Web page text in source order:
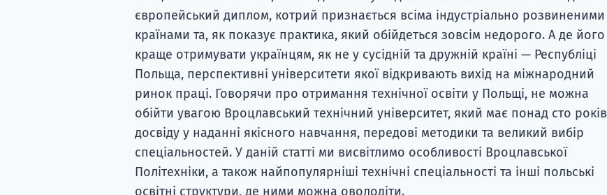
європейський диплом, котрий признається всіма індустріально розвиненими
країнами та, як показує практика, який обійдеться зовсім недорого. А де його
краще отримувати українцям, як не у сусідній та дружній країні — Республіці
Польща, перспективні університети якої відкривають вихід на міжнародний
ринок праці. Говорячи про отримання технічної освіти у Польщі, не можна
обійти увагою Вроцлавський технічний університет, який має понад сто років
досвіду у наданні якісного навчання, передові методики та великий вибір
спеціальностей. У даній статті ми висвітлимо особливості Вроцлавської
Політехніки, а також найпопулярніші технічні спеціальності та інші польські
освітні структури, де ними можна оволодіти.